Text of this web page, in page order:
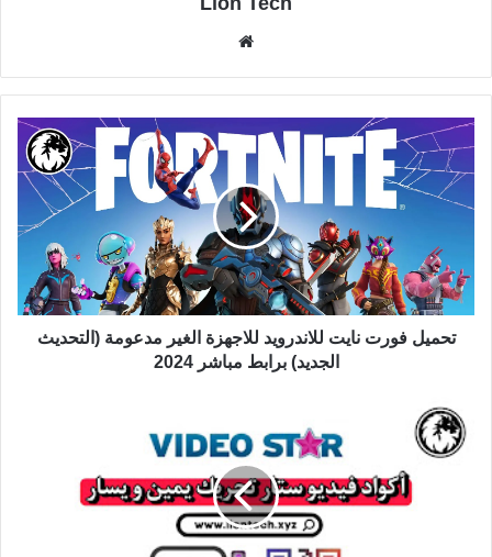
تحميل فورت نايت للاندرويد للاجهزة الغير مدعومة (التحديث
الجديد) برابط مباشر 2024